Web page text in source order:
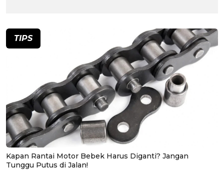
TIPS
Kapan Rantai Motor Bebek Harus Diganti? Jangan
Tunggu Putus di Jalan!